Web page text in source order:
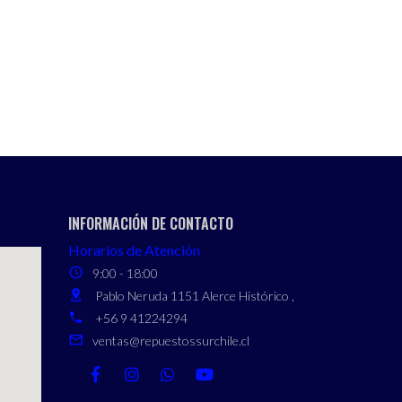
INFORMACIÓN DE CONTACTO
Horarios de Atención
9:00 - 18:00
Pablo Neruda 1151 Alerce Histórico ,
+56 9 41224294
ventas@repuestossurchile.cl